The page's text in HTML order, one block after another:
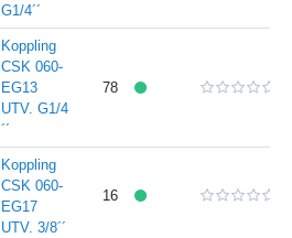
G1/4´´
Koppling
CSK 060-
EG13
UTV. G1/4
´´
78
Koppling
CSK 060-
EG17
UTV. 3/8´´
16